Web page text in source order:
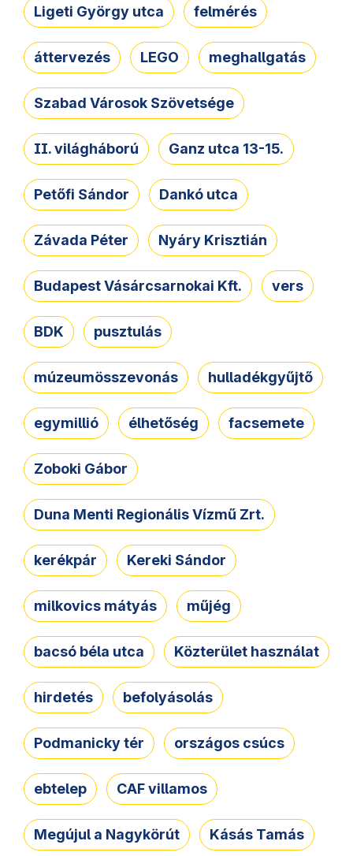
Ligeti György utca felmérés
áttervezés LEGO meghallgatás
Szabad Városok Szövetsége
II. világháború Ganz utca 13-15.
Petőfi Sándor Dankó utca
Závada Péter Nyáry Krisztián
Budapest Vásárcsarnokai Kft. vers
BDK pusztulás
múzeumösszevonás hulladékgyűjtő
egymillió élhetőség facsemete
Zoboki Gábor
Duna Menti Regionális Vízmű Zrt.
kerékpár Kereki Sándor
milkovics mátyás műjég
bacsó béla utca Közterület használat
hirdetés befolyásolás
Podmanicky tér országos csúcs
ebtelep CAF villamos
Megújul a Nagykörút Kásás Tamás